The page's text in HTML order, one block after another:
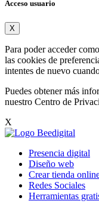
Acceso usuario
X
Para poder acceder
las cookies de
intentes de nuevo
Puedes obtener más
nuestro Centro de
X
Presencia digital
Diseño web
Crear tienda
Redes Sociales
Herramientas